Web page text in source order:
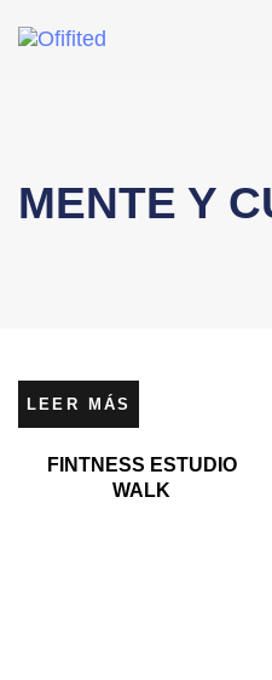
MENTE Y
LEER MÁS
FINTNESS ESTUDIO
WALK